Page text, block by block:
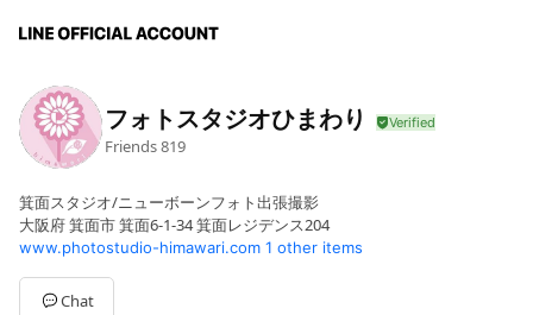
フォトスタジオひまわり
Friends819
箕面スタジオ/ニューボーンフォト出張撮影
大阪府 箕面市 箕面6-1-34 箕面レジデンス204
www.photostudio-himawari.com 1 other items
Chat